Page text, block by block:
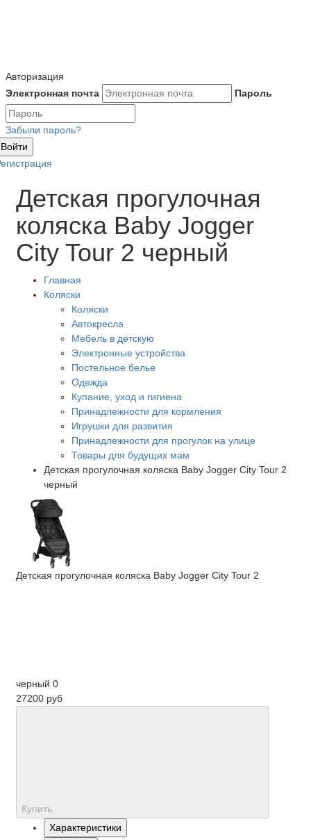
Авторизация
Электронная почта
Пароль
Забыли пароль?
Войти
Детская прогулочная
коляска Baby Jogger
City Tour 2 черный
Главная
Коляски
Коляски
Автокресла
Мебель в детскую
Электронные устройства
Постельное белье
Одежда
Купание, уход и гигиена
Принадлежности для кормления
Игрушки для развития
Принадлежности для прогулок на улице
Товары для будущих мам
Детская прогулочная коляска Baby Jogger City Tour 2
черный
Детская прогулочная коляска Baby Jogger City Tour 2
черный 0
27200 руб
Купить
Характеристики